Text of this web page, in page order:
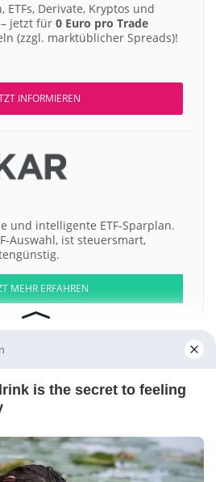
ETFs, Derivate, Kryptos und
jetzt für 0 Euro pro Trade
(zzgl. marktüblicher Spreads)!
INFORMIEREN
und intelligente ETF-Sparplan.
Auswahl, ist steuersmart,
MEHR ERFAHREN
50 Dow Jones NASDAQ 100 Nikkei 225
S&P 500
RSE Archive LLC Membership
Screenplay JZR Gold Best in Parking
Lifesciences
is the secret to feeling